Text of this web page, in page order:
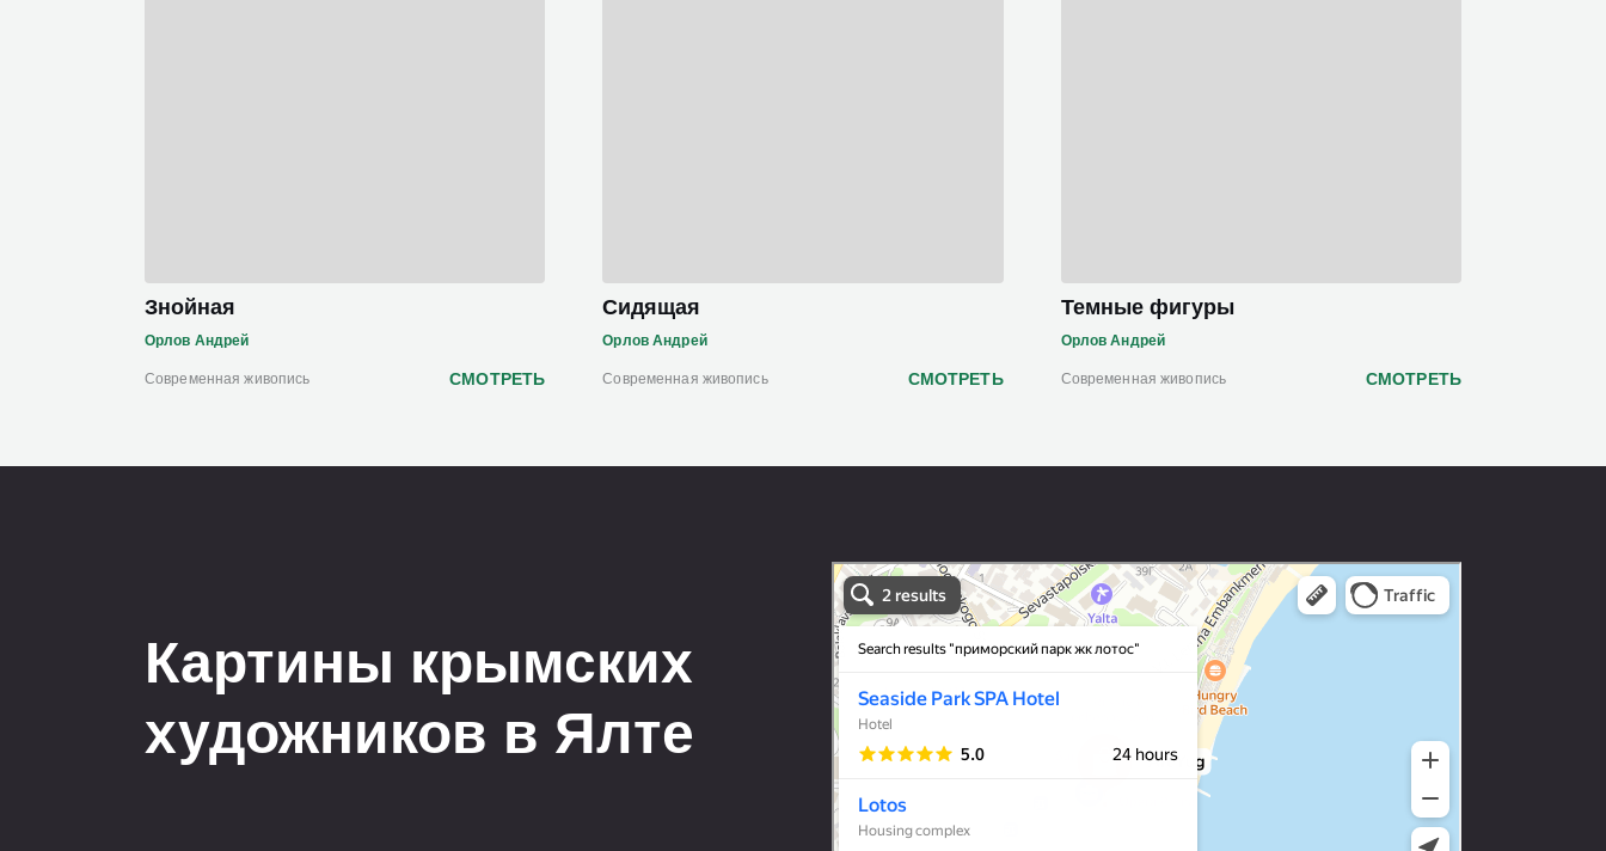
Знойная
Орлов Андрей
Cовременная живопись СМОТРЕТЬ
Сидящая
Орлов Андрей
Cовременная живопись СМОТРЕТЬ
Темные фигуры
Орлов Андрей
Cовременная живопись СМОТРЕТЬ
Art Space Lotos
Art studio in Yalta
Exhibition center in Yalta
Картины крымских
художников в Ялте